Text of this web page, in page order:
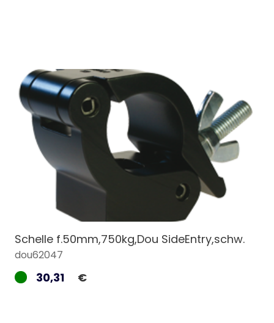
Schelle f.50mm,750kg,Dou SideEntry,schw.
dou62047
30,31 €